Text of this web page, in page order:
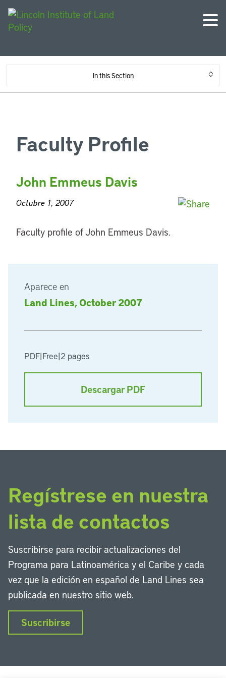
In this Section
Aparece en
Land Lines, October 2007
PDF|Free|2 pages
Descargar PDF
Faculty Profile
John Emmeus Davis
Octubre 1, 2007
Faculty profile of John Emmeus Davis.
Regístrese en nuestra
lista de contactos
Suscribirse para recibir actualizaciones del
Programa para Latinoamérica y el Caribe y cada
vez que la edición en español de Land Lines sea
publicada en nuestro sitio web.
Suscribirse